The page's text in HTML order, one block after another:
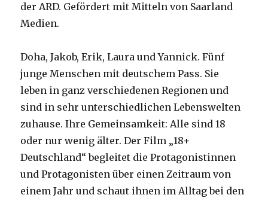
der ARD. Gefördert mit Mitteln von Saarland
Medien.
Doha, Jakob, Erik, Laura und Yannick. Fünf
junge Menschen mit deutschem Pass. Sie
leben in ganz verschiedenen Regionen und
sind in sehr unterschiedlichen Lebenswelten
zuhause. Ihre Gemeinsamkeit: Alle sind 18
oder nur wenig älter. Der Film „18+
Deutschland“ begleitet die Protagonistinnen
und Protagonisten über einen Zeitraum von
einem Jahr und schaut ihnen im Alltag bei den